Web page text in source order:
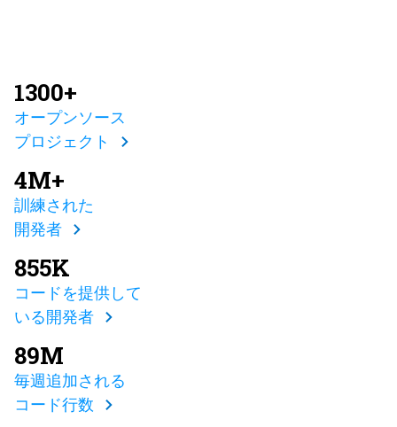
1300+
オープンソース
プロジェクト
4M+
訓練された
開発者
855K
コードを提供して
いる開発者
89M
毎週追加される
コード行数